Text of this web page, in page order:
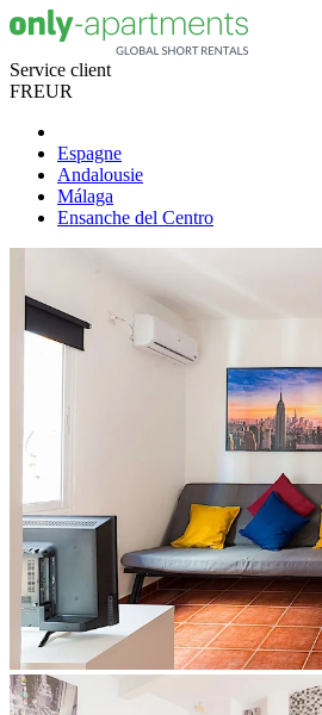
Service client
FREUR
Espagne
Andalousie
Málaga
Ensanche del Centro